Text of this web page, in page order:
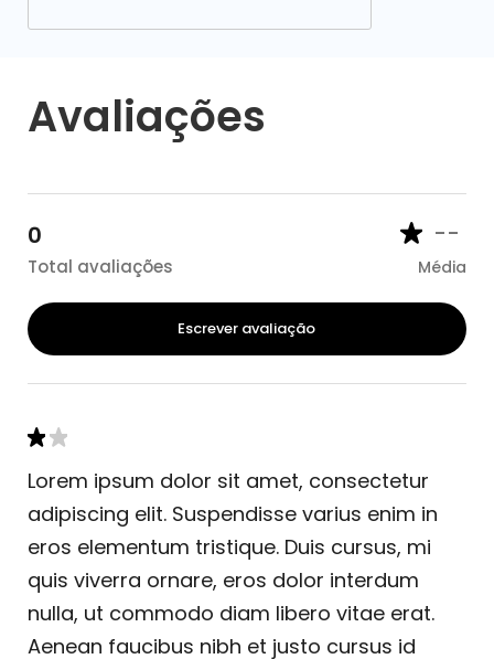
Avaliações
0
Total avaliações
--
Média
Escrever avaliação
Lorem ipsum dolor sit amet, consectetur
adipiscing elit. Suspendisse varius enim in
eros elementum tristique. Duis cursus, mi
quis viverra ornare, eros dolor interdum
nulla, ut commodo diam libero vitae erat.
Aenean faucibus nibh et justo cursus id